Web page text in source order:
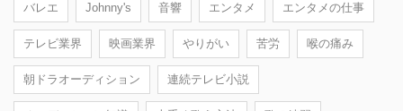
バレエ Johnny's 音響 エンタメ エンタメの仕事
テレビ業界 映画業界 やりがい 苦労 喉の痛み
朝ドラオーディション 連続テレビ小説